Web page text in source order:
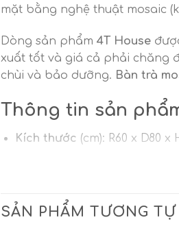
mặt bằng nghệ thuật mosaic
Dòng sản phẩm 4T House
xuất tốt và giá cả phải chăng
chùi và bảo dưỡng. Bàn trà
Thông tin sản
Kích thước (cm): R60 x D80
Cân nặng : 15 kg
SẢN PHẨM TƯƠNG TỰ